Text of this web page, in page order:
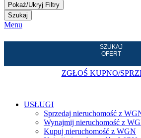
Szukaj
Menu
SZUKAJ
OFERT
ZGŁOŚ KUPNO/
USŁUGI
Sprzedaj nieruchomość z
Wynajmij nieruchomość z
Kupuj nieruchomość z WGN